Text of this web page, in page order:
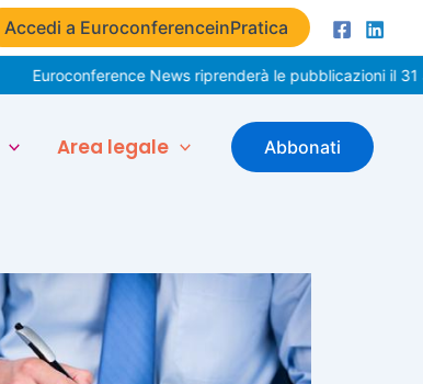
Accedi a EuroconferenceinPratica
Euroconference News riprenderà le pubblicazioni il 31
Area legale Abbonati